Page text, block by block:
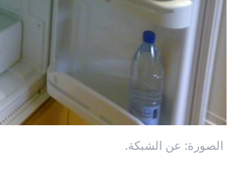
الصورة: عن الشبكة.